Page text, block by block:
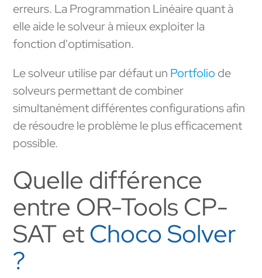
erreurs. La Programmation Linéaire quant à
elle aide le solveur à mieux exploiter la
fonction d'optimisation.
Le solveur utilise par défaut un Portfolio de
solveurs permettant de combiner
simultanément différentes configurations afin
de résoudre le problème le plus efficacement
possible.
Quelle différence
entre OR-Tools CP-
SAT etChoco Solver
?